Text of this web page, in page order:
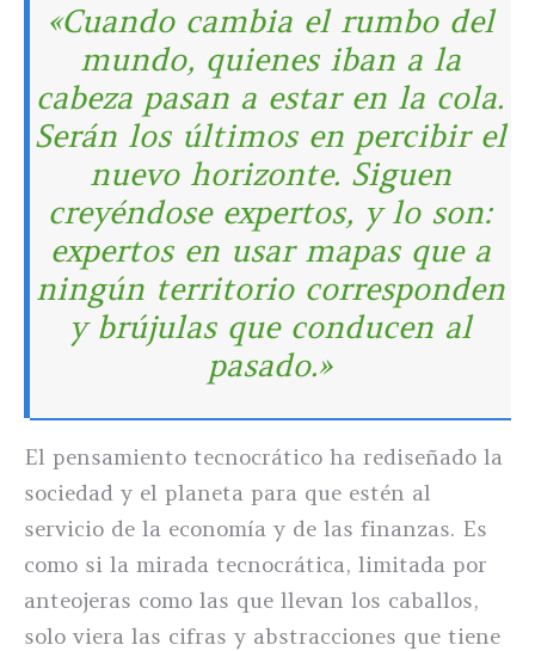
«Cuando cambia el rumbo del
mundo, quienes iban a la
cabeza pasan a estar en la cola.
Serán los últimos en percibir el
nuevo horizonte. Siguen
creyéndose expertos, y lo son:
expertos en usar mapas que a
ningún territorio corresponden
y brújulas que conducen al
pasado.»
El pensamiento tecnocrático ha rediseñado la
sociedad y el planeta para que estén al
servicio de la economía y de las finanzas. Es
como si la mirada tecnocrática, limitada por
anteojeras como las que llevan los caballos,
solo viera las cifras y abstracciones que tiene